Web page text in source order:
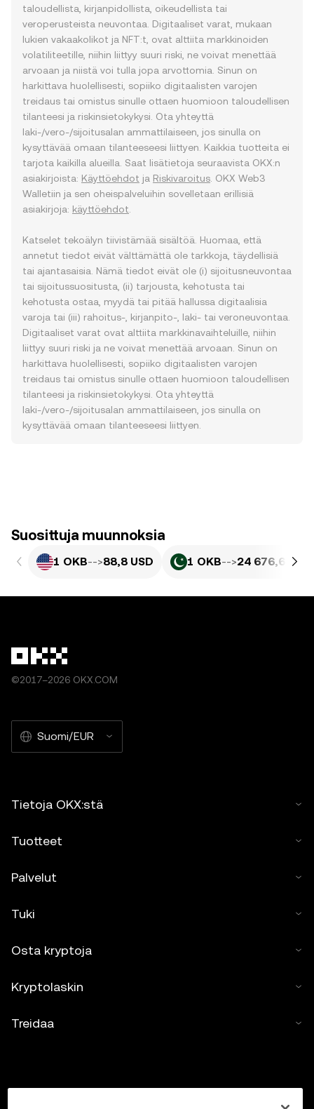
taloudellista, kirjanpidollista, oikeudellista tai
veroperusteista neuvontaa. Digitaaliset varat, mukaan
lukien vakaakolikot ja NFT:t, ovat alttiita markkinoiden
volatiliteetille, niihin liittyy suuri riski, ne voivat menettää
arvoaan ja niistä voi tulla jopa arvottomia. Sinun on
harkittava huolellisesti, sopiiko digitaalisten varojen
treidaus tai omistus sinulle ottaen huomioon taloudellisen
tilanteesi ja riskinsietokykysi. Ota yhteyttä
laki-/vero-/sijoitusalan ammattilaiseen, jos sinulla on
kysyttävää omaan tilanteeseesi liittyen. Kaikkia tuotteita ei
tarjota kaikilla alueilla. Saat lisätietoja seuraavista OKX:n
asiakirjoista: Käyttöehdot ja Riskivaroitus . OKX Web3
Walletiin ja sen oheispalveluihin sovelletaan erillisiä
asiakirjoja: käyttöehdot
Katselet tekoälyn tiivistämää sisältöä. Huomaa, että
annetut tiedot eivät välttämättä ole tarkkoja, täydellisiä
tai ajantasaisia. Nämä tiedot eivät ole (i) sijoitusneuvontaa
tai sijoitussuositusta, (ii) tarjousta, kehotusta tai
kehotusta ostaa, myydä tai pitää hallussa digitaalisia
varoja tai (iii) rahoitus-, kirjanpito-, laki- tai veroneuvontaa.
Digitaaliset varat ovat alttiita markkinavaihteluille, niihin
liittyy suuri riski ja ne voivat menettää arvoaan. Sinun on
harkittava huolellisesti, sopiiko digitaalisten varojen
treidaus tai omistus sinulle ottaen huomioon taloudellisen
tilanteesi ja riskinsietokykysi. Ota yhteyttä
laki-/vero-/sijoitusalan ammattilaiseen, jos sinulla on
kysyttävää omaan tilanteeseesi liittyen.
Suosittuja muunnoksia
1 OKB-->88,8 USD 1 OKB-->24 676,6 PKR
©2017–2026 OKX.COM
Suomi/EUR
Tietoja OKX:stä
Tuotteet
Palvelut
Tuki
Osta kryptoja
Kryptolaskin
Treidaa